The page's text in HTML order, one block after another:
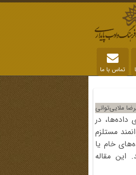
تماس با ما
ملایی‌توانی
در
مستلزم
خام یا
این مقاله